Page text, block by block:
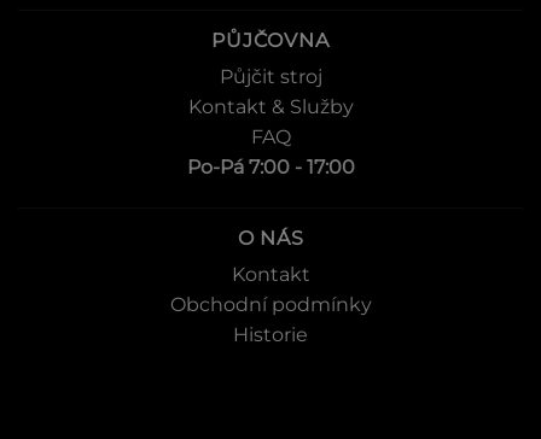
PŮJČOVNA
Půjčit stroj
Kontakt & Služby
FAQ
Po-Pá 7:00 - 17:00
O NÁS
Kontakt
Obchodní podmínky
Historie